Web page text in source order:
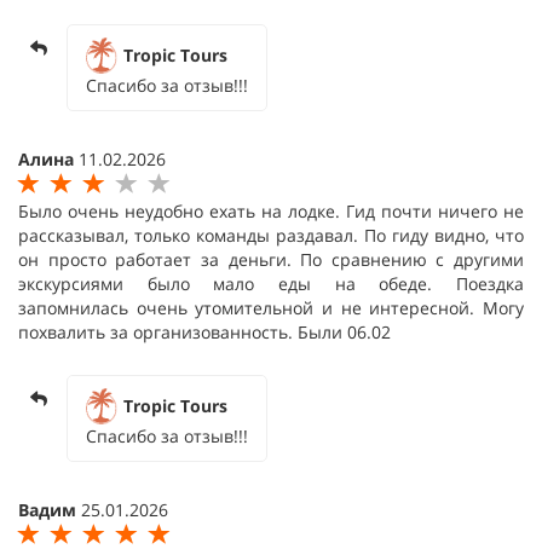
Tropic Tours
Спасибо за отзыв!!!
Алина 11.02.2026
Было очень неудобно ехать на лодке. Гид почти ничего не
рассказывал, только команды раздавал. По гиду видно, что
он просто работает за деньги. По сравнению с другими
экскурсиями было мало еды на обеде. Поездка
запомнилась очень утомительной и не интересной. Могу
похвалить за организованность. Были 06.02
Tropic Tours
Спасибо за отзыв!!!
Вадим 25.01.2026